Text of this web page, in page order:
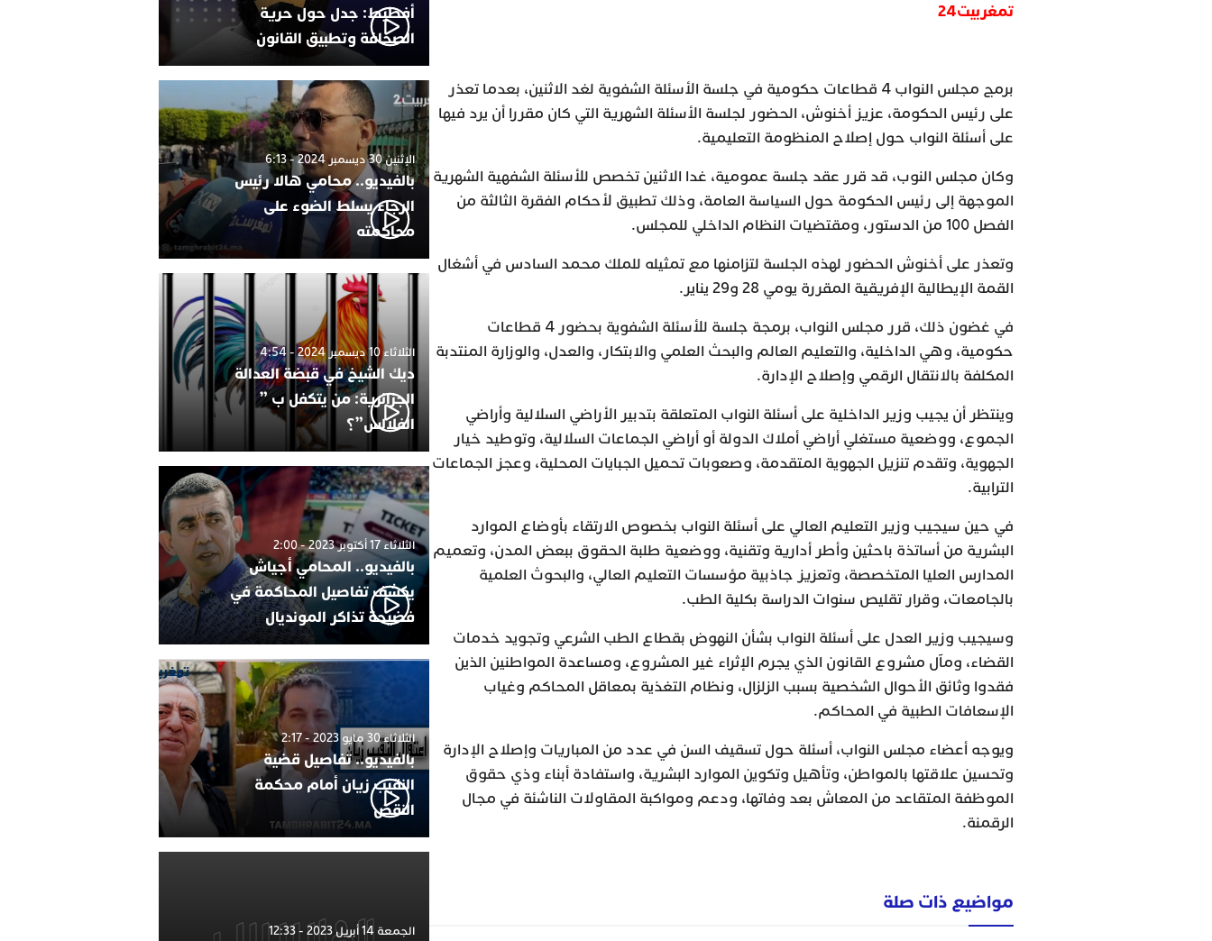
تمغربيت24
برمج مجلس النواب 4 قطاعات حكومية في جلسة الأسئلة الشفوية لغد الاثنين، بعدما تعذر
على رئيس الحكومة، عزيز أخنوش، الحضور لجلسة الأسئلة الشهرية التي كان مقررا أن يرد فيها
على أسئلة النواب حول إصلاح المنظومة التعليمية.
وكان مجلس النوب، قد قرر عقد جلسة عمومية، غدا الاثنين تخصص للأسئلة الشفهية الشهرية
الموجهة إلى رئيس الحكومة حول السياسة العامة، وذلك تطبيق لأحكام الفقرة الثالثة من
الفصل 100 من الدستور، ومقتضيات النظام الداخلي للمجلس.
وتعذر على أخنوش الحضور لهذه الجلسة لتزامنها مع تمثيله للملك محمد السادس في أشغال
القمة الإيطالية الإفريقية المقررة يومي 28 و29 يناير.
في غضون ذلك، قرر مجلس النواب، برمجة جلسة للأسئلة الشفوية بحضور 4 قطاعات
حكومية، وهي الداخلية، والتعليم العالم والبحث العلمي والابتكار، والعدل، والوزارة المنتدبة
المكلفة بالانتقال الرقمي وإصلاح الإدارة.
وينتظر أن يجيب وزير الداخلية على أسئلة النواب المتعلقة بتدبير الأراضي السلالية وأراضي
الجموع، ووضعية مستغلي أراضي أملاك الدولة أو أراضي الجماعات السلالية، وتوطيد خيار
الجهوية، وتقدم تنزيل الجهوية المتقدمة، وصعوبات تحميل الجبايات المحلية، وعجز الجماعات
الترابية.
في حين سيجيب وزير التعليم العالي على أسئلة النواب بخصوص الارتقاء بأوضاع الموارد
البشرية من أساتذة باحثين وأطر أدارية وتقنية، ووضعية طلبة الحقوق ببعض المدن، وتعميم
المدارس العليا المتخصصة، وتعزيز جاذبية مؤسسات التعليم العالي، والبحوث العلمية
بالجامعات، وقرار تقليص سنوات الدراسة بكلية الطب.
وسيجيب وزير العدل على أسئلة النواب بشأن النهوض بقطاع الطب الشرعي وتجويد خدمات
القضاء، ومآل مشروع القانون الذي يجرم الإثراء غير المشروع، ومساعدة المواطنين الذين
فقدوا وثائق الأحوال الشخصية بسبب الزلزال، ونظام التغذية بمعاقل المحاكم وغياب
الإسعافات الطبية في المحاكم.
ويوجه أعضاء مجلس النواب، أسئلة حول تسقيف السن في عدد من المباريات وإصلاح الإدارة
وتحسين علاقتها بالمواطن، وتأهيل وتكوين الموارد البشرية، واستفادة أبناء وذي حقوق
الموظفة المتقاعد من المعاش بعد وفاتها، ودعم ومواكبة المقاولات الناشئة في مجال
الرقمنة.
مواضيع ذات صلة
أفطيط: جدل حول حرية
الصحافة وتطبيق القانون
الإثنين 30 ديسمبر 2024 - 6:13
بالفيديو.. محامي هالا رئيس
الرجاء يسلط الضوء على
محاكمته
الثلاثاء 10 ديسمبر 2024 - 4:54
ديك الشيخ في قبضة العدالة
الجزائرية: من يتكفل ب ”
الفلالس”؟
الثلاثاء 17 أكتوبر 2023 - 2:00
بالفيديو.. المحامي أجياش
يكشف تفاصيل المحاكمة في
فضيحة تذاكر المونديال
الثلاثاء 30 مايو 2023 - 2:17
بالفيديو.. تفاصيل قضية
النقيب زيان أمام محكمة
النقض
الجمعة 14 أبريل 2023 - 12:33